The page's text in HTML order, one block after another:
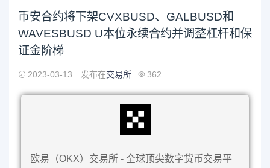
币安合约将下架CVXBUSD、GALBUSD和
WAVESBUSD U本位永续合约并调整杠杆和保
证金阶梯
2023-03-13 发布在交易所 362
欧易（OKX）交易所 - 全球顶尖数字货币交易平